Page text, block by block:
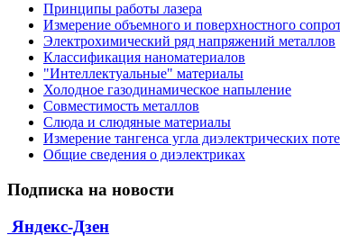
Принципы работы лазера
Измерение объемного и поверхностного
Электрохимический ряд напряжений металлов
Классификация наноматериалов
"Интеллектуальные" материалы
Холодное газодинамическое напыление
Совместимость металлов
Слюда и слюдяные материалы
Измерение тангенса угла диэлектрических
Общие сведения о диэлектриках
Подписка на новости
Яндекс-Дзен